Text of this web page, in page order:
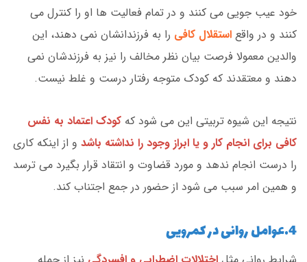
خود عیب جویی می کنند و در تمام فعالیت ها او را کنترل می
کنند و در واقع استقلال کافی را به فرزندانشان نمی دهند، این
والدین معمولا فرصت بیان نظر مخالف را نیز به فرزندشان نمی
دهند و معتقدند که کودک متوجه رفتار درست و غلط نیست.
نتیجه این شیوه تربیتی این می شود که کودک اعتماد به نفس
کافی برای انجام کار و یا ابراز وجود را نداشته باشد و از اینکه کاری
را درست انجام ندهد و مورد قضاوت و انتقاد قرار بگیرد می ترسد
و همین امر سبب می شود از حضور در جمع اجتناب کند.
4.عوامل روانی در کمرویی